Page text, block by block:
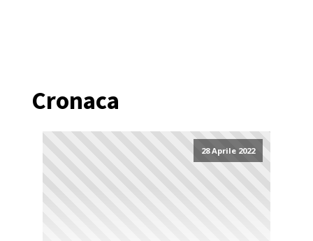
Cronaca
28 Aprile 2022